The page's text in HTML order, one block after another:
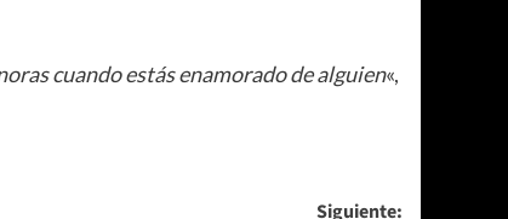
cuando estás enamorado de alguien«,
Siguiente: